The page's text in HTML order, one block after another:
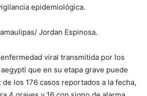
epidemiológica.
Jordan Espinosa.
viral transmitida por los
que en su etapa grave puede
los 176 casos reportados a la fecha,